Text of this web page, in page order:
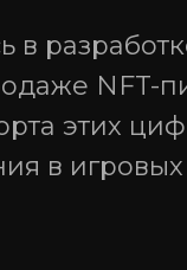
в
NFT-
этих
в
для бизнеса